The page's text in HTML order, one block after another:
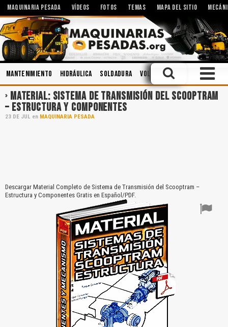
MAQUINARIA PESADA VÍDEOS FOTOS TEMAS MAPA DEL SITIO
Mantenimiento Hidráulica Soldadura Voladura Motores
MATERIAL: SISTEMA DE TRANSMISIÓN DEL SCOOPTRAM
– ESTRUCTURA Y COMPONENTES
23 DE JUL en MAQUINARIA PESADA
Descargar Material Completo de Sistema de Transmisión del Scooptram –
Estructura y Componentes Gratis en Español/PDF.